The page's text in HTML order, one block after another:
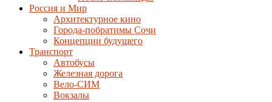
Россия и Мир
Архитектурное кино
Города-побратимы Сочи
Концепции будущего
Транспорт
Автобусы
Железная дорога
Вело-СИМ
Вокзалы